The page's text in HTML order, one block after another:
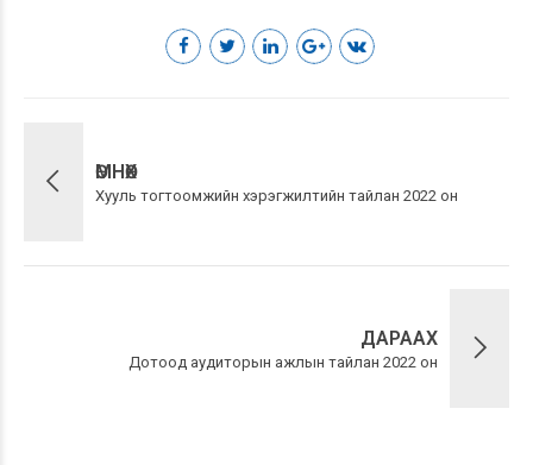
ӨМНӨХ
Хууль тогтоомжийн хэрэгжилтийн тайлан 2022 он
ДАРААХ
Дотоод аудиторын ажлын тайлан 2022 он